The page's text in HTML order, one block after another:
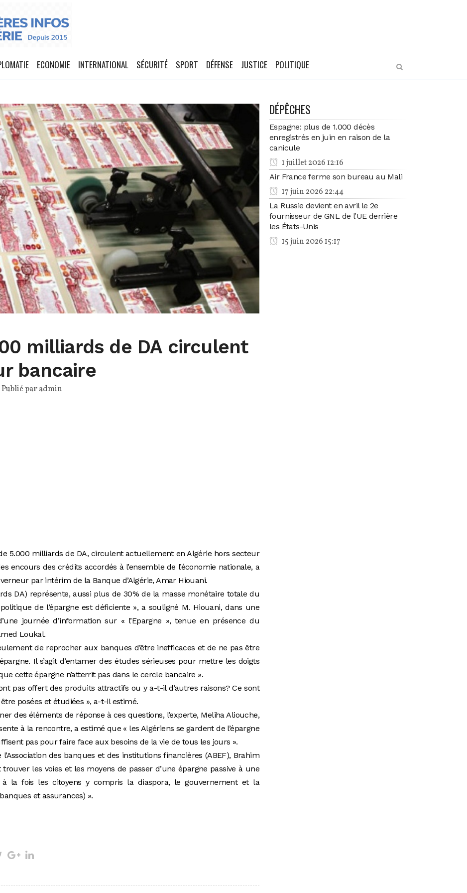
ECONOMIE INTERNATIONAL SÉCURITÉ SPORT DÉFENSE JUSTICE POLITIQUE
milliards de DA circulent
bancaire
Publié paradmin
5.000 milliards de DA, circulent actuellement en Algérie hors secteur
encours des crédits accordés à l’ensemble de l’économie nationale, a
par intérim de la Banque d’Algérie, Amar Hiouani.
DA) représente, aussi plus de 30% de la masse monétaire totale du
de l’épargne est déficiente », a souligné M. Hiouani, dans une
journée d’information sur « l’Epargne », tenue en présence du
Loukal.
de reprocher aux banques d’être inefficaces et de ne pas être
Il s’agit d’entamer des études sérieuses pour mettre les doigts
cette épargne n’atterrit pas dans le cercle bancaire ».
pas offert des produits attractifs ou y a-t-il d’autres raisons? Ce sont
posées et étudiées », a-t-il estimé.
des éléments de réponse à ces questions, l’experte, Meliha Aliouche,
à la rencontre, a estimé que « les Algériens se gardent de l’épargne
pas pour faire face aux besoins de la vie de tous les jours ».
des banques et des institutions financières (ABEF), Brahim
les voies et les moyens de passer d’une épargne passive à une
à la fois les citoyens y compris la diaspora, le gouvernement et la
et assurances) ».
DÉPÊCHES
Espagne: plus de 1.000 décès
enregistrés en juin en raison de la
canicule
1 juillet 2026 12:16
Air France ferme son bureau au Mali
17 juin 2026 22:44
La Russie devient en avril le 2e
fournisseur de GNL de l’UE derrière
les États-Unis
15 juin 2026 15:17